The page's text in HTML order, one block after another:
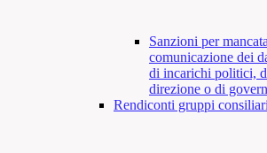
Sanzioni per
comunicazione dei
di incarichi politici,
direzione o di
Rendiconti gruppi